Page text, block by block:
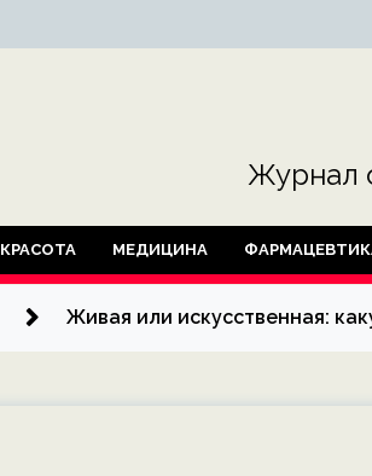
Журнал
КРАСОТА МЕДИЦИНА
Живая или искусственная: